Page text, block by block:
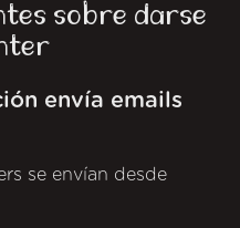
sobre darse
envía emails
se envían desde